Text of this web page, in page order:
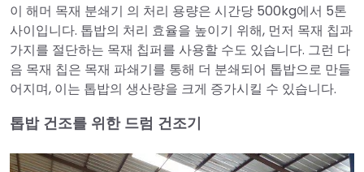
이 해머 목재 분쇄기 의 처리 용량은 시간당 500kg에서 5톤
사이입니다. 톱밥의 처리 효율을 높이기 위해, 먼저 목재 칩과
가지를 절단하는 목재 칩퍼를 사용할 수도 있습니다. 그런 다
음 목재 칩은 목재 파쇄기를 통해 더 분쇄되어 톱밥으로 만들
어지며, 이는 톱밥의 생산량을 크게 증가시킬 수 있습니다.
톱밥 건조를 위한 드럼 건조기